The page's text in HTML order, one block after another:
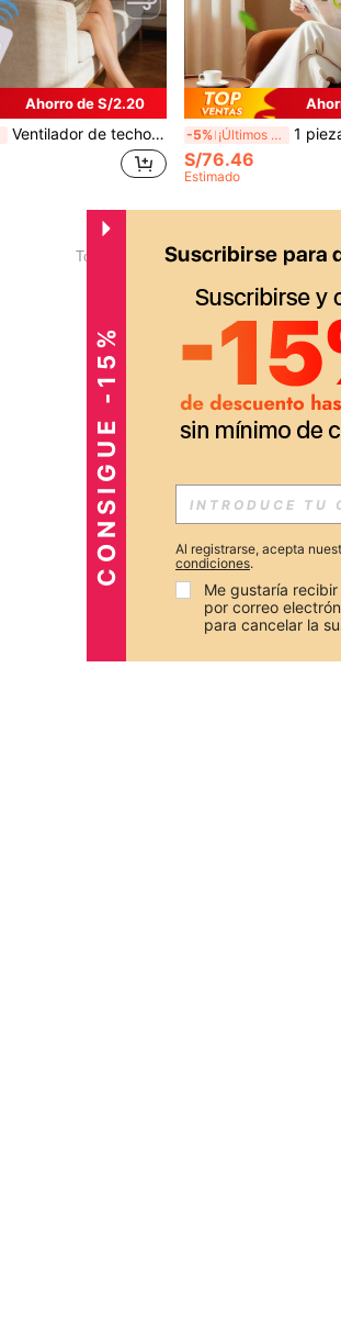
Ahorro de S/2.20
Ventilador de techo versátil con luz y control remoto - Tamaño de 42 cm, luces LED de 30W, base E27, 3 velocidades, regulable 3000K-6500K, perfecto para sala de estar, cocina, oficina - Blanco y multicolor -5% ¡Últimos 3 días 1 pieza Ventilador de techo grande de 20.4" con 6 aspas, base E26/27, luces
S/76.46
Estimado
Total de 1 páginas 1
CONSIGUE -15% Al registrarse, acepta
condiciones.
Me gustaría
por correo
para cancelar la